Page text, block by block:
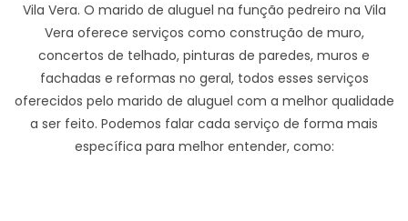
Vila Vera. O marido de aluguel na função pedreiro na Vila
Vera oferece serviços como construção de muro,
concertos de telhado, pinturas de paredes, muros e
fachadas e reformas no geral, todos esses serviços
oferecidos pelo marido de aluguel com a melhor qualidade
a ser feito. Podemos falar cada serviço de forma mais
específica para melhor entender, como: